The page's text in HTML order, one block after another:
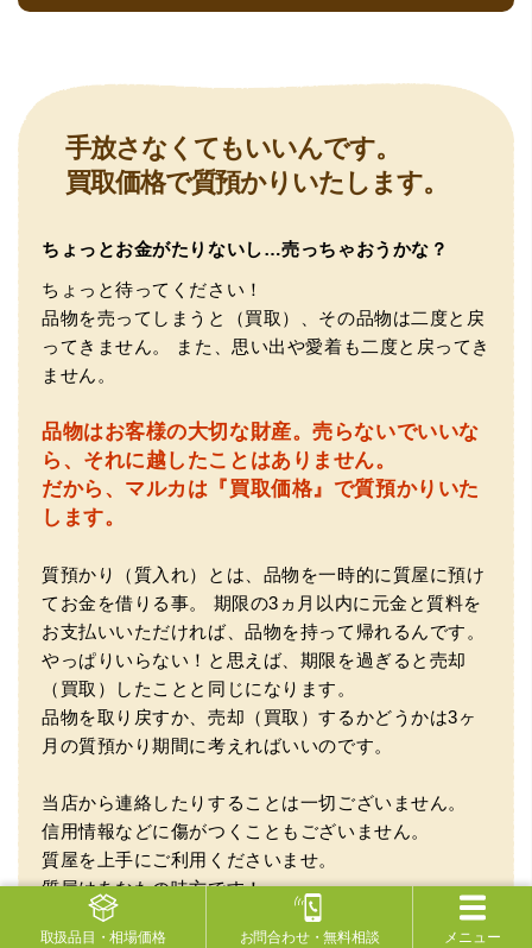
して利用できた。また、思ったよりも高額だったので助か
（大阪府大阪市）とてもプロな鑑定士さんがいて的確にア
ドバイスや買取りを暖かい人柄で行ってくれます。 親切に
なって頂いてありがとうございます! お店の雰囲気もやらし
高いお店です。また鑑定士さんに会いたいです。
（大阪府大阪市）きれいにして頂いたうえで質入れ金額を
出していただいたのが初めてで感動しました。
手放さなくてもいいんです。
買取価格で質預かりいたします。
ちょっとお金がたりないし…売っちゃおうかな？
ちょっと待ってください！
品物を売ってしまうと（買取）、その品物は二度と戻
ってきません。
また、思い出や愛着も二度と戻ってき
ません。
品物はお客様の大切な財産。売らないでいいな
ら、それに越したことはありません。
だから、マルカは『買取価格』で質預かりいた
します。
質預かり（質入れ）とは、品物を一時的に質屋に預け
てお金を借りる事。
期限の3ヵ月以内に元金と質料を
お支払いいただければ、品物を持って帰れるんです。
やっぱりいらない！と思えば、期限を過ぎると売却
（買取）したことと同じになります。
品物を取り戻すか、売却（買取）するかどうかは3ヶ
月の質預かり期間に考えればいいのです。
当店から連絡したりすることは一切ございません。
信用情報などに傷がつくこともございません。
質屋を上手にご利用くださいませ。
質屋はあなたの味方です！
電気製品などの相場の下落が非常に早いもの、相場
取扱品目 ・相場価格 お問合わせ・無料相談 メニュー